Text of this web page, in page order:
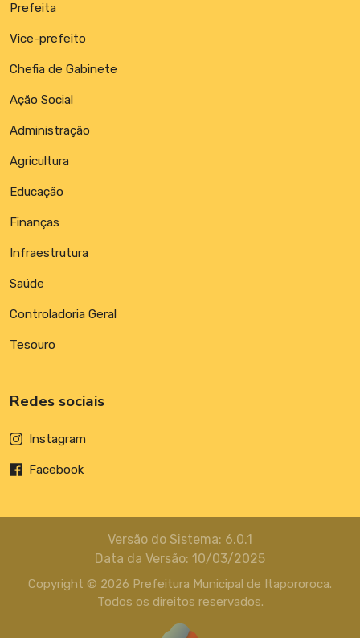
Prefeita
Vice-prefeito
Chefia de Gabinete
Ação Social
Administração
Agricultura
Educação
Finanças
Infraestrutura
Saúde
Controladoria Geral
Tesouro
Redes sociais
Instagram
Facebook
Versão do Sistema: 6.0.1
Data da Versão: 10/03/2025
Copyright © 2026 Prefeitura Municipal de Itapororoca.
Todos os direitos reservados.